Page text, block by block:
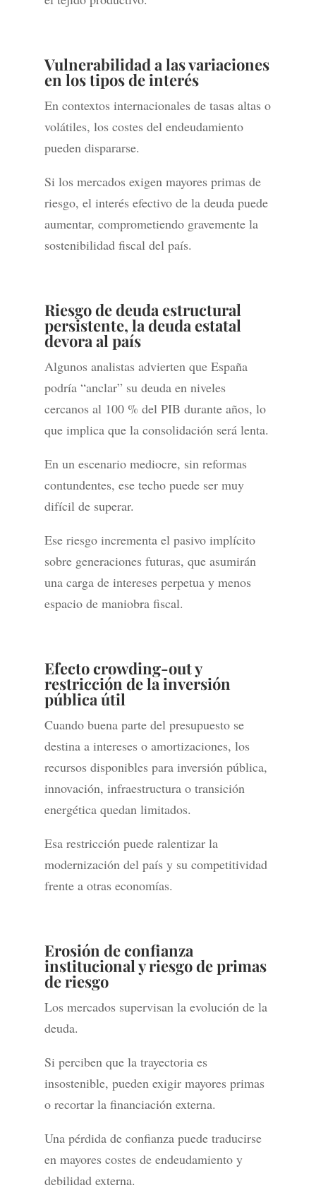
Vulnerabilidad a las variaciones
en los tipos de interés
En contextos internacionales de tasas altas o
volátiles, los costes del endeudamiento
pueden dispararse.
Si los mercados exigen mayores primas de
riesgo, el interés efectivo de la deuda puede
aumentar, comprometiendo gravemente la
sostenibilidad fiscal del país.
Riesgo de deuda estructural
persistente, la deuda estatal
devora al país
Algunos analistas advierten que España
podría “anclar” su deuda en niveles
cercanos al 100 % del PIB durante años, lo
que implica que la consolidación será lenta.
En un escenario mediocre, sin reformas
contundentes, ese techo puede ser muy
difícil de superar.
Ese riesgo incrementa el pasivo implícito
sobre generaciones futuras, que asumirán
una carga de intereses perpetua y menos
espacio de maniobra fiscal.
Efecto crowding-out y
restricción de la inversión
pública útil
Cuando buena parte del presupuesto se
destina a intereses o amortizaciones, los
recursos disponibles para inversión pública,
innovación, infraestructura o transición
energética quedan limitados.
Esa restricción puede ralentizar la
modernización del país y su competitividad
frente a otras economías.
Erosión de confianza
institucional y riesgo de primas
de riesgo
Los mercados supervisan la evolución de la
deuda.
Si perciben que la trayectoria es
insostenible, pueden exigir mayores primas
o recortar la financiación externa.
Una pérdida de confianza puede traducirse
en mayores costes de endeudamiento y
debilidad externa.